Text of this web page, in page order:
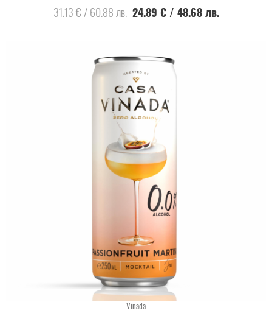
31.13€/60.88лв. 24.89 € / 48.68лв.
Vinada